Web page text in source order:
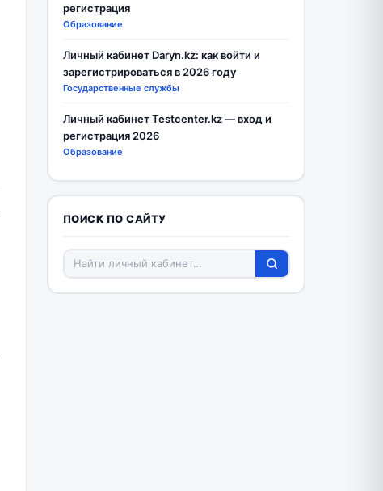
регистрация
Образование
Личный кабинет Daryn.kz: как войти и
зарегистрироваться в 2026 году
Государственные службы
Личный кабинет Testcenter.kz — вход и
регистрация 2026
Образование
ПОИСК ПО САЙТУ